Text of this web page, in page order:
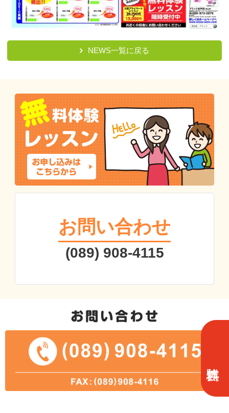
NEWS一覧に戻る
お問い合わせ
(089) 908-4115